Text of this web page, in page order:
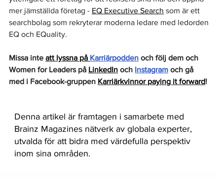
mer jämställda företag - EQ Executive Search som är ett
searchbolag som rekryterar moderna ledare med ledorden
EQ och EQuality.
Missa inte att lyssna på Karriärpodden och följ dem och
Women for Leaders på LinkedIn och Instagram och gå
med i Facebook-gruppen Karriärkvinnor paying it forward!
Denna artikel är framtagen i samarbete med
Brainz Magazines nätverk av globala experter,
utvalda för att bidra med värdefulla perspektiv
inom sina områden.